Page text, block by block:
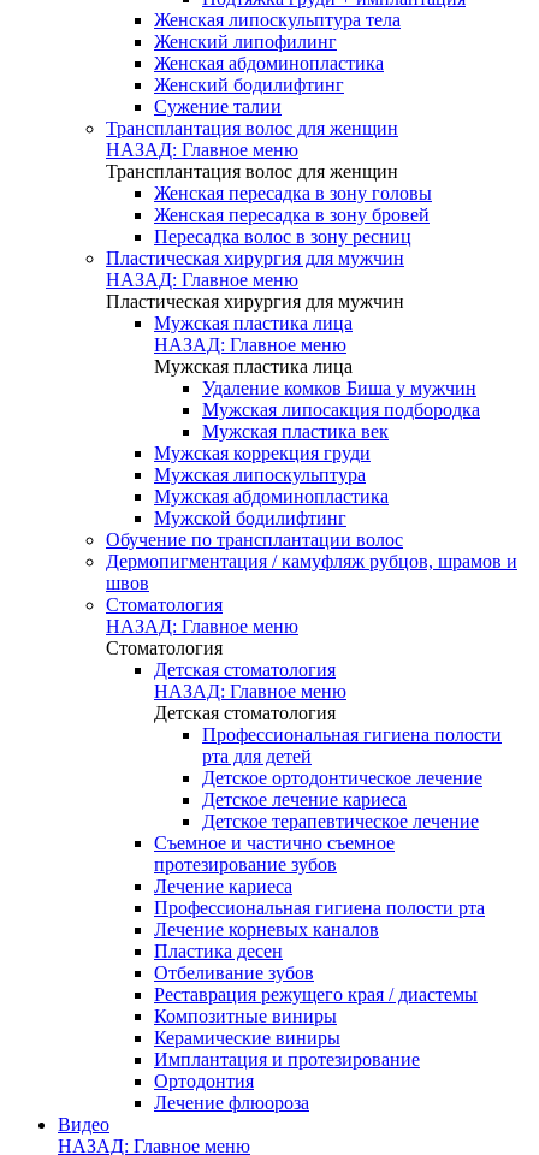
Женская липоскульптура тела
Женский липофилинг
Женская абдоминопластика
Женский бодилифтинг
Сужение талии
Трансплантация волос для женщин
НАЗАД: Главное меню
Трансплантация волос для женщин
Женская пересадка в зону головы
Женская пересадка в зону бровей
Пересадка волос в зону ресниц
Пластическая хирургия для мужчин
НАЗАД: Главное меню
Пластическая хирургия для мужчин
Мужская пластика лица
НАЗАД: Главное меню
Мужская пластика лица
Удаление комков Биша у мужчин
Мужская липосакция подбородка
Мужская пластика век
Мужская коррекция груди
Мужская липоскульптура
Мужская абдоминопластика
Мужской бодилифтинг
Обучение по трансплантации волос
Дермопигментация / камуфляж рубцов, шрамов и
швов
Стоматология
НАЗАД: Главное меню
Стоматология
Детская стоматология
НАЗАД: Главное меню
Детская стоматология
Профессиональная гигиена полости
рта для детей
Детское ортодонтическое лечение
Детское лечение кариеса
Детское терапевтическое лечение
Съемное и частично съемное
протезирование зубов
Лечение кариеса
Профессиональная гигиена полости рта
Лечение корневых каналов
Пластика десен
Отбеливание зубов
Реставрация режущего края / диастемы
Композитные виниры
Керамические виниры
Имплантация и протезирование
Ортодонтия
Лечение флюороза
Видео
НАЗАД: Главное меню